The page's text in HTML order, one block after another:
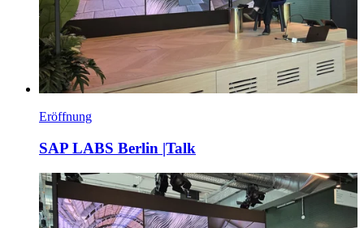
Eröffnung
SAP LABS Berlin |Talk